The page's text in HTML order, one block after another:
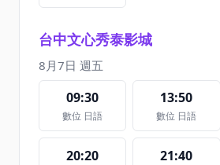
台中文心秀泰影城
8月7日 週五
09:30
數位 日語
13:50
數位 日語
20:20 21:40